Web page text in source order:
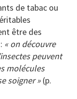
de tabac ou
être des
« on découvre
peuvent
molécules
soigner » (p.